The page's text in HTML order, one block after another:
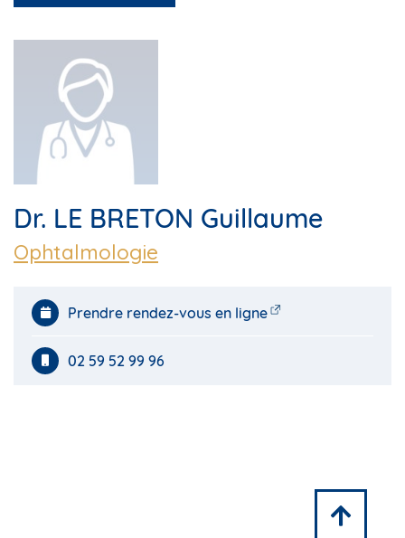
Dr. LE BRETON Guillaume
Ophtalmologie
Prendre rendez-vous en ligne
02 59 52 99 96